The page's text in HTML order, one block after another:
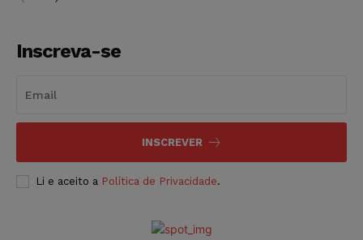
Inscreva-se
INSCREVER
Li e aceito a Política de Privacidade.